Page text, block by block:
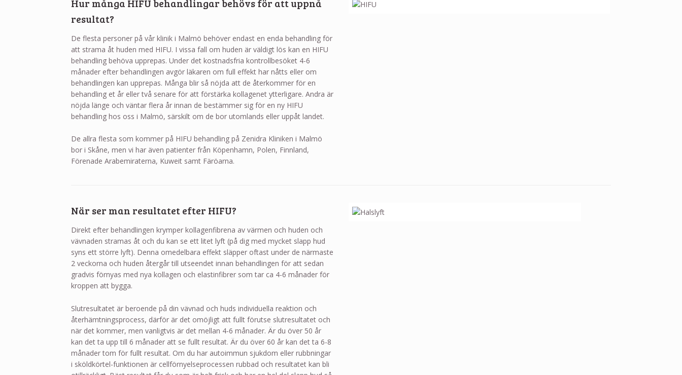
Hur många HIFU behandlingar behövs för att uppnå
resultat?
De flesta personer på vår klinik i Malmö behöver endast en enda behandling för
att strama åt huden med HIFU. I vissa fall om huden är väldigt lös kan en HIFU
behandling behöva upprepas. Under det kostnadsfria kontrollbesöket 4-6
månader efter behandlingen avgör läkaren om full effekt har nåtts eller om
behandlingen kan upprepas. Många blir så nöjda att de återkommer för en
behandling et år eller två senare för att förstärka kollagenet ytterligare. Andra är
nöjda länge och väntar flera år innan de bestämmer sig för en ny HIFU
behandling hos oss i Malmö, särskilt om de bor utomlands eller uppåt landet.
De allra flesta som kommer på HIFU behandling på Zenidra Kliniken i Malmö
bor i Skåne, men vi har även patienter från Köpenhamn, Polen, Finnland,
Förenade Arabemiraterna, Kuweit samt Färöarna.
När ser man resultatet efter HIFU?
Direkt efter behandlingen krymper kollagenfibrena av värmen och huden och
vävnaden stramas åt och du kan se ett litet lyft (på dig med mycket slapp hud
syns ett större lyft). Denna omedelbara effekt släpper oftast under de närmaste
2 veckorna och huden återgår till utseendet innan behandlingen för att sedan
gradvis förnyas med nya kollagen och elastinfibrer som tar ca 4-6 månader för
kroppen att bygga.
Slutresultatet är beroende på din vävnad och huds individuella reaktion och
återhämtningsprocess, därför är det omöjligt att fullt förutse slutresultatet och
när det kommer, men vanligtvis är det mellan 4-6 månader. Är du över 50 år
kan det ta upp till 6 månader att se fullt resultat. Är du över 60 år kan det ta 6-8
månader tom för fullt resultat. Om du har autoimmun sjukdom eller rubbningar
i sköldkörtel-funktionen är cellförnyelseprocessen rubbad och resultatet kan bli